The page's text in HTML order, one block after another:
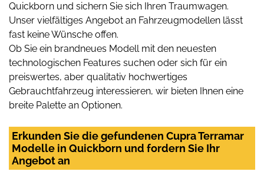
Quickborn und sichern Sie sich Ihren Traumwagen.
Unser vielfältiges Angebot an Fahrzeugmodellen lässt
fast keine Wünsche offen.
Ob Sie ein brandneues Modell mit den neuesten
technologischen Features suchen oder sich für ein
preiswertes, aber qualitativ hochwertiges
Gebrauchtfahrzeug interessieren, wir bieten Ihnen eine
breite Palette an Optionen.
Erkunden Sie die gefundenen Cupra Terramar
Modelle in Quickborn und fordern Sie Ihr
Angebot an